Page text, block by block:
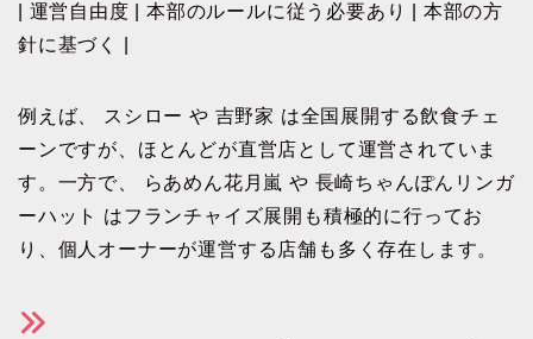
| 運営自由度 | 本部のルールに従う必要あり | 本部の方
針に基づく |
例えば、 スシロー や 吉野家 は全国展開する飲食チェ
ーンですが、ほとんどが直営店として運営されていま
す。一方で、 らあめん花月嵐 や 長崎ちゃんぽんリンガ
ーハット はフランチャイズ展開も積極的に行ってお
り、個人オーナーが運営する店舗も多く存在します。